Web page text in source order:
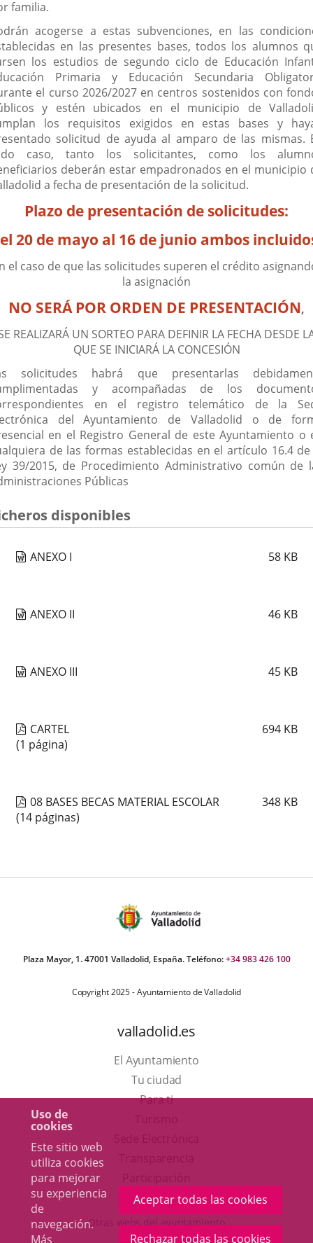
Uso de
cookies
Este sitio web
utiliza cookies
para mejorar
su experiencia
de
navegación.
Más
Aceptar todas las cookies
Rechazar todas las cookies
familia.
acogerse a estas subvenciones, en las
en las presentes bases, todos los alumnos
los estudios de segundo ciclo de Educación
Primaria y Educación Secundaria
el curso 2026/2027 en centros sostenidos con
y estén ubicados en el municipio de
los requisitos exigidos en estas bases y
solicitud de ayuda al amparo de las mismas.
caso, tanto los solicitantes, como los
deberán estar empadronados en el municipio
a fecha de presentación de la solicitud.
Plazo de presentación de solicitudes:
20 de mayo al 16 de junio ambos
el caso de que las solicitudes superen el crédito
la asignación
NO SERÁ POR ORDEN DE PRESENTACIÓN,
REALIZARÁ UN SORTEO PARA DEFINIR LA FECHA DESDE
QUE SE INICIARÁ LA CONCESIÓN
solicitudes habrá que presentarlas
y acompañadas de los
en el registro telemático de la
del Ayuntamiento de Valladolid o de
en el Registro General de este Ayuntamiento o
de las formas establecidas en el artículo 16.4
39/2015, de Procedimiento Administrativo común de
Públicas
disponibles
ANEXO I 58 KB
ANEXO II 46 KB
ANEXO III 45 KB
CARTEL 694 KB
(1 página)
08 BASES BECAS MATERIAL ESCOLAR 348 KB
(14 páginas)
Plaza Mayor, 1. 47001 Valladolid, España. Teléfono:+34 983 426 100
Copyright 2025 - Ayuntamiento de Valladolid
valladolid.es
El Ayuntamiento
Tu ciudad
Para ti
en
una
ventana
aplicación
externa.
Otras webs del ayuntamiento